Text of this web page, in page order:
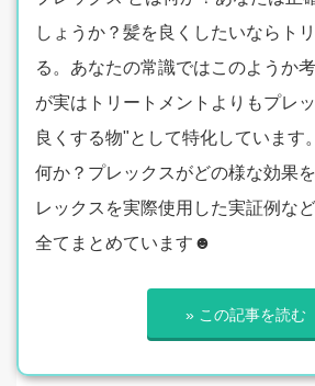
しょうか？髪を良くしたいならト
る。あなたの常識ではこのようか
が実はトリートメントよりもプレ
良くする物"として特化しています
何か？プレックスがどの様な効果
レックスを実際使用した実証例な
全てまとめています☻
» この記事を読む